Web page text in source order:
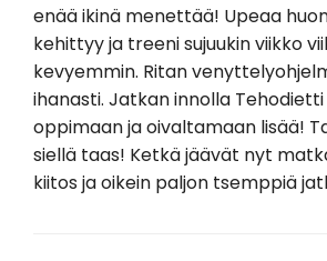
enää ikinä menettää! Upeaa
kehittyy ja treeni sujuukin viikko
kevyemmin. Ritan
ihanasti. Jatkan innolla
oppimaan ja oivaltamaan lisää!
siellä taas! Ketkä jäävät nyt
kiitos ja oikein paljon tsemppiä